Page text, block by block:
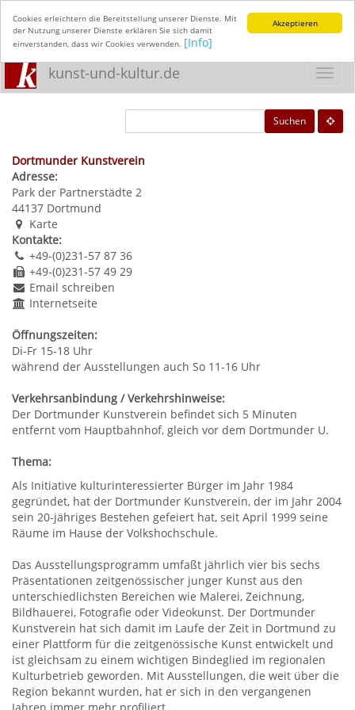
Akzeptieren
Cookies erleichtern die Bereitstellung unserer Dienste. Mit
der Nutzung unserer Dienste erklären Sie sich damit
einverstanden, dass wir Cookies verwenden. [Info]
kunst-und-kultur.de
Suchen
Dortmunder Kunstverein
Adresse:
Park der Partnerstädte 2
44137 Dortmund
Karte
Kontakte:
+49-(0)231-57 87 36
+49-(0)231-57 49 29
Email schreiben
Internetseite
Öffnungszeiten:
Di-Fr 15-18 Uhr
während der Ausstellungen auch So 11-16 Uhr
Verkehrsanbindung / Verkehrshinweise:
Der Dortmunder Kunstverein befindet sich 5 Minuten
entfernt vom Hauptbahnhof, gleich vor dem Dortmunder U.
Thema:
Als Initiative kulturinteressierter Bürger im Jahr 1984
gegründet, hat der Dortmunder Kunstverein, der im Jahr 2004
sein 20-jähriges Bestehen gefeiert hat, seit April 1999 seine
Räume im Hause der Volkshochschule.
Das Ausstellungsprogramm umfaßt jährlich vier bis sechs
Präsentationen zeitgenössischer junger Kunst aus den
unterschiedlichsten Bereichen wie Malerei, Zeichnung,
Bildhauerei, Fotografie oder Videokunst. Der Dortmunder
Kunstverein hat sich damit im Laufe der Zeit in Dortmund zu
einer Plattform für die zeitgenössische Kunst entwickelt und
ist gleichsam zu einem wichtigen Bindeglied im regionalen
Kulturbetrieb geworden. Mit Ausstellungen, die weit über die
Region bekannt wurden, hat er sich in den vergangenen